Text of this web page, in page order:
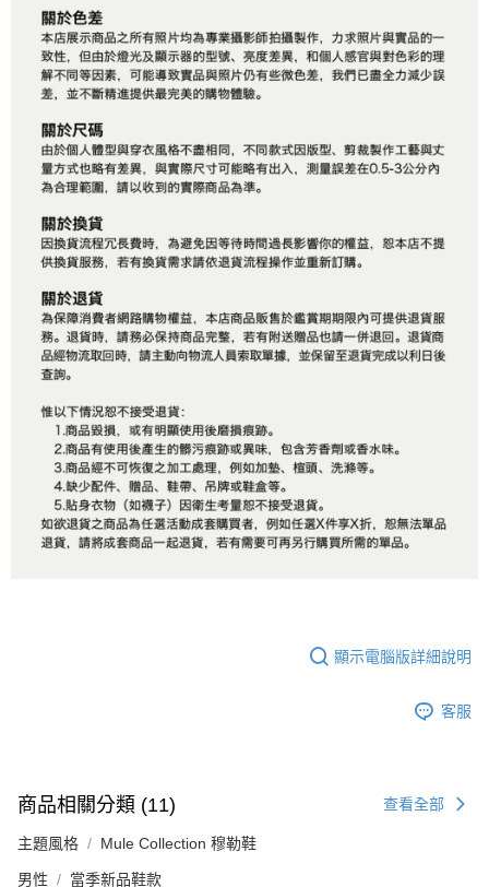
顯示電腦版詳細說明
客服
商品相關分類 (11) 查看全部
主題風格 Mule Collection 穆勒鞋
男性 當季新品鞋款